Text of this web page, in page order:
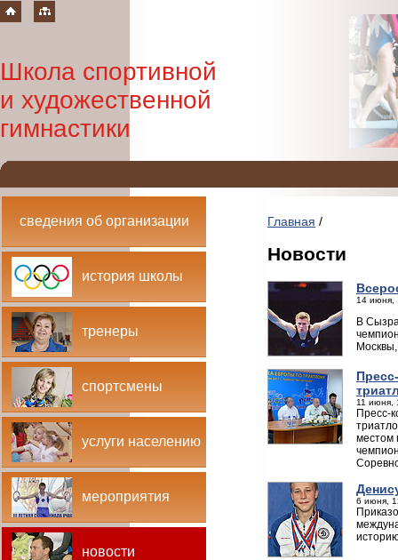
Школа спортивной
и художественной
гимнастики
сведения об организации
история школы
тренеры
спортсмены
услуги населению
мероприятия
новости
Главная /
Новости
14 июня,
В
11 июня,
Пресс-
местом
6 июня,